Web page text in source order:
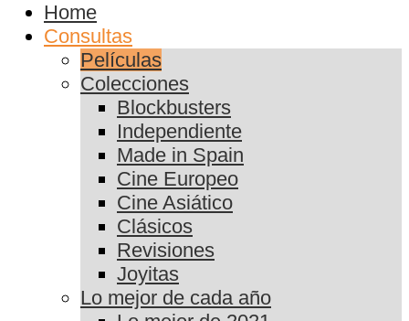
Home
Consultas
Películas
Colecciones
Blockbusters
Independiente
Made in Spain
Cine Europeo
Cine Asiático
Clásicos
Revisiones
Joyitas
Lo mejor de cada año